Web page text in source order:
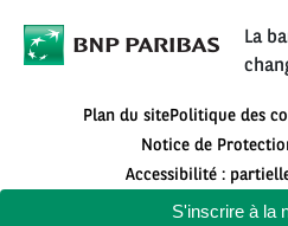
S'inscrire à la
La
Plan du sitePolitique des
Notice de
Accessibilité :